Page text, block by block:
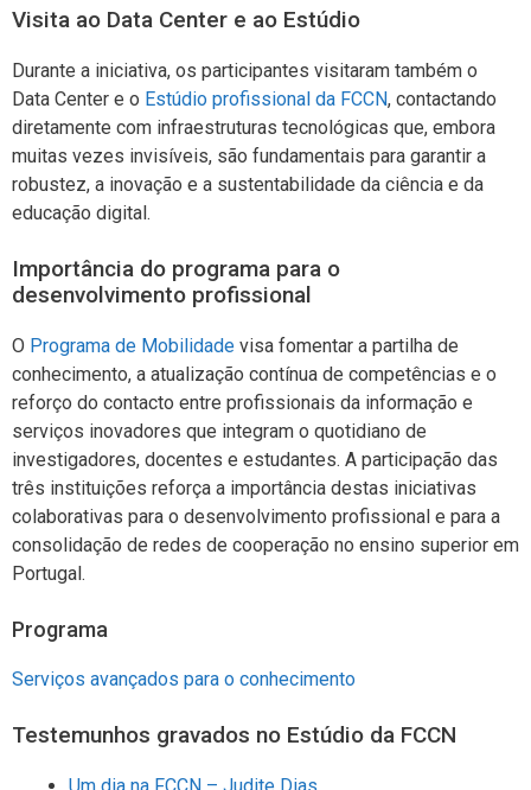
Visita ao Data Center e ao Estúdio
Durante a iniciativa, os participantes visitaram também o
Data Center e o Estúdio profissional da FCCN, contactando
diretamente com infraestruturas tecnológicas que, embora
muitas vezes invisíveis, são fundamentais para garantir a
robustez, a inovação e a sustentabilidade da ciência e da
educação digital.
Importância do programa para o
desenvolvimento profissional
O Programa de Mobilidade visa fomentar a partilha de
conhecimento, a atualização contínua de competências e o
reforço do contacto entre profissionais da informação e
serviços inovadores que integram o quotidiano de
investigadores, docentes e estudantes. A participação das
três instituições reforça a importância destas iniciativas
colaborativas para o desenvolvimento profissional e para a
consolidação de redes de cooperação no ensino superior em
Portugal.
Programa
Serviços avançados para o conhecimento
Testemunhos gravados no Estúdio da FCCN
Um dia na FCCN – Judite Dias